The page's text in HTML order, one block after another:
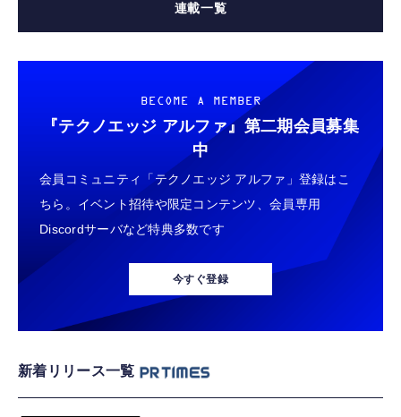
連載一覧
BECOME A MEMBER
『テクノエッジ アルファ』 第二期会員募集
中
会員コミュニティ「テクノエッジ アルファ」登録はこ
ちら。イベント招待や限定コンテンツ、会員専用
Discordサーバなど特典多数です
今すぐ登録
新着リリース一覧